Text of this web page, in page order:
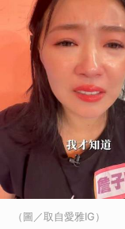
（圖／取自愛雅IG）